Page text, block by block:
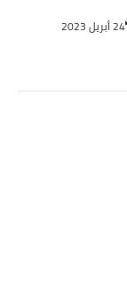
24 أبريل 2023